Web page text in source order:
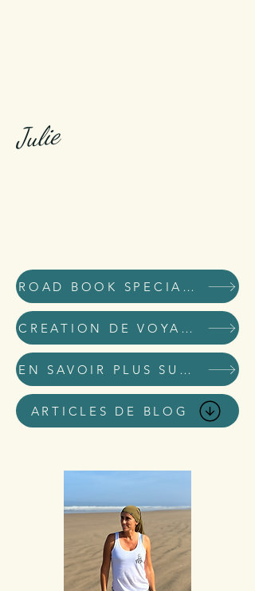
Julie
ROAD BOOK SPECIAL KID
CREATION DE VOYAGES DE RÊVE ET D'AVENTURE
EN SAVOIR PLUS SUR MOI
ARTICLES DE BLOG